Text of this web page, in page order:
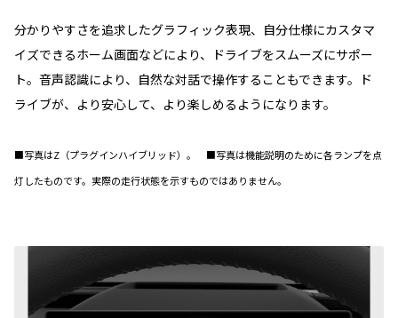
分かりやすさを追求したグラフィック表現、自分仕様にカスタマ
イズできるホーム画面などにより、ドライブをスムーズにサポー
ト。音声認識により、自然な対話で操作することもできます。ド
ライブが、より安心して、より楽しめるようになります。
■写真はZ（プラグインハイブリッド）。 ■写真は機能説明のために各ランプを点
灯したものです。実際の走行状態を示すものではありません。